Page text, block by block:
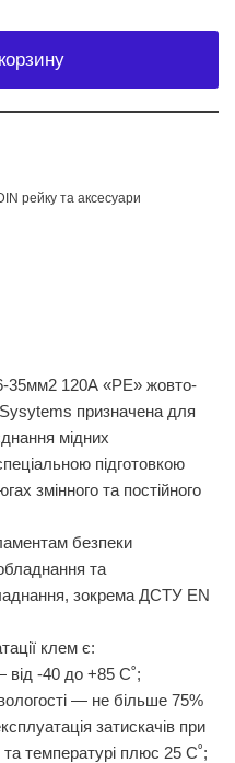
рейку та аксесуари
35мм2 120А «PE» жовто-
призначена для
мідних
підготовкою
змінного та постійного
безпеки
та
зокрема ДСТУ EN
клем є:
від -40 до +85 С˚;
— не більше 75%
затискачів при
та температурі плюс 25 С˚;